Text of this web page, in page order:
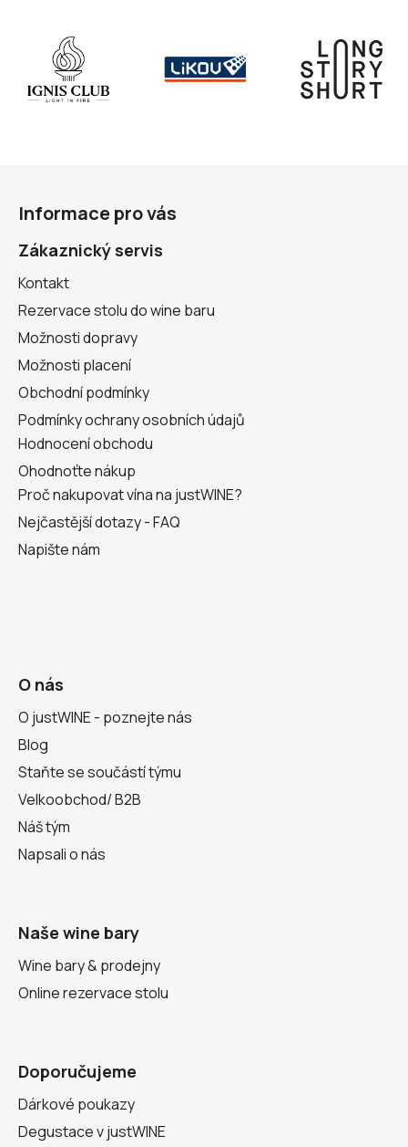
Informace pro vás
Zákaznický servis
Kontakt
Rezervace stolu do wine baru
Možnosti dopravy
Možnosti placení
Obchodní podmínky
Podmínky ochrany osobních údajů
Hodnocení obchodu
Ohodnoťte nákup
Proč nakupovat vína na justWINE?
Nejčastější dotazy - FAQ
Napište nám
O nás
O justWINE - poznejte nás
Blog
Staňte se součástí týmu
Velkoobchod/ B2B
Náš tým
Napsali o nás
Naše wine bary
Wine bary & prodejny
Online rezervace stolu
Doporučujeme
Dárkové poukazy
Degustace v justWINE